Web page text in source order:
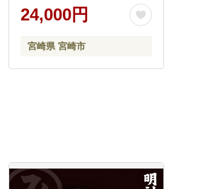
かず お惣菜 冷凍 つまみ 晩
酌
24,000円
宮崎県 宮崎市